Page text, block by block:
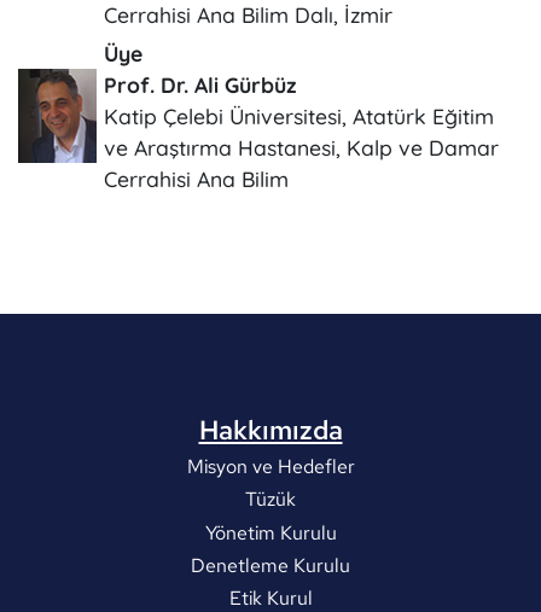
Cerrahisi Ana Bilim Dalı, İzmir
Üye
Prof. Dr. Ali Gürbüz
Katip Çelebi Üniversitesi, Atatürk Eğitim
ve Araştırma Hastanesi, Kalp ve Damar
Cerrahisi Ana Bilim
Hakkımızda
Misyon ve Hedefler
Tüzük
Yönetim Kurulu
Denetleme Kurulu
Etik Kurul